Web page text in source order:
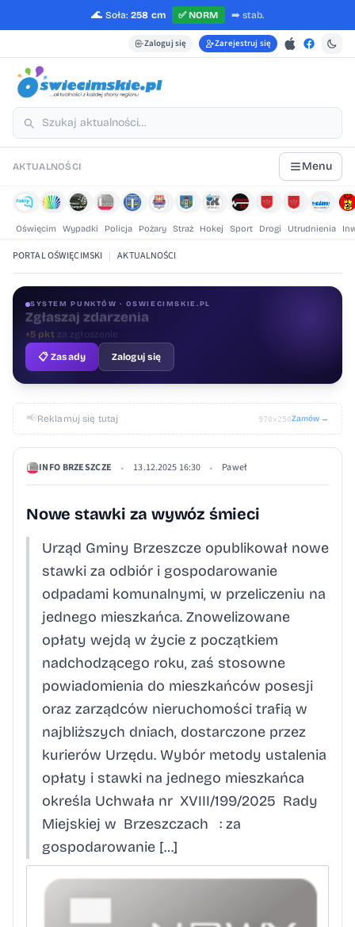
🌊 Soła: 258 cm ✅NORM ➡️ stab.
Zaloguj się Zarejestruj się
AKTUALNOŚCI Menu
Oświęcim Wypadki Policja Pożary Straż Hokej Sport Drogi Utrudnienia
PORTAL OŚWIĘCIMSKI | AKTUALNOŚCI
SYSTEM PUNKTÓW · OSWIECIMSKIE.PL
Oceniaj treści
+1 pktza ocenę
📋 Zasady
Zaloguj się
📢Reklamuj się tutaj 970×250Zamów →
INFO BRZESZCZE • 13.12.2025 16:30 • Paweł
Nowe stawki za wywóz śmieci
Urząd Gminy Brzeszcze opublikował nowe
stawki za odbiór i gospodarowanie
odpadami komunalnymi, w przeliczeniu na
jednego mieszkańca. Znowelizowane
opłaty wejdą w życie z początkiem
nadchodzącego roku, zaś stosowne
powiadomienia do mieszkańców posesji
oraz zarządców nieruchomości trafią w
najbliższych dniach, dostarczone przez
kurierów Urzędu. Wybór metody ustalenia
opłaty i stawki na jednego mieszkańca
określa Uchwała nr XVIII/199/2025 Rady
Miejskiej w Brzeszczach : za
gospodarowanie […]